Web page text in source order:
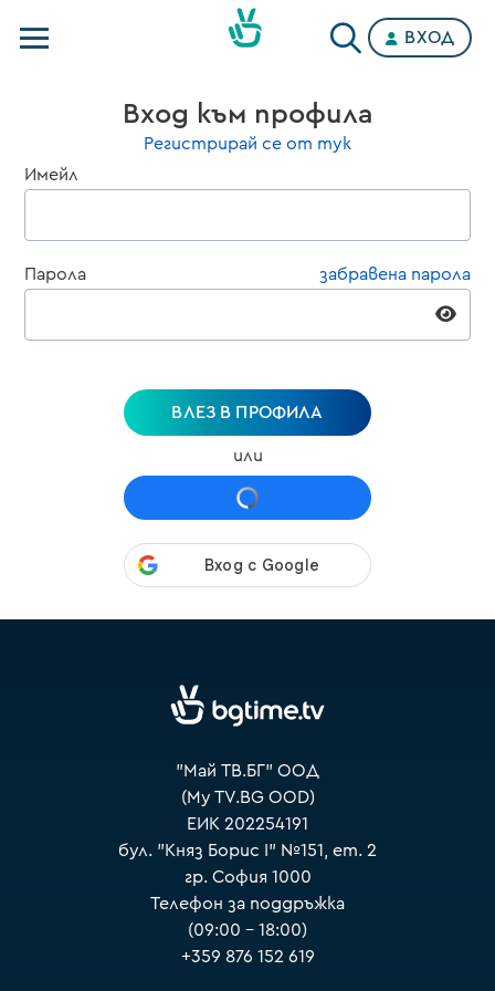
Категории
ВХОД
Вход към профила
Регистрирай се от тук
Имейл
Парола забравена парола
ВЛЕЗ В ПРОФИЛА
или
"Май ТВ.БГ" ООД
(My TV.BG OOD)
ЕИК 202254191
бул. "Княз Борис I" №151, ет. 2
гр. София 1000
Телефон за поддръжка
(09:00 – 18:00)
+359 876 152 619